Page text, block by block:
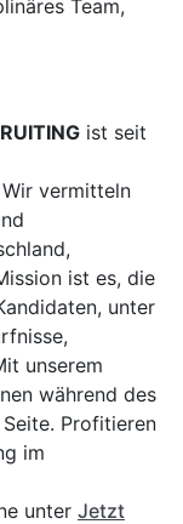
Team,
ist seit
vermitteln
ist es, die
unter
unserem
während des
Profitieren
im
unter Jetzt